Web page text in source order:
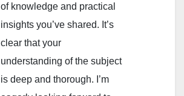
of knowledge and practical
insights you’ve shared. It’s
clear that your
understanding of the subject
is deep and thorough. I’m